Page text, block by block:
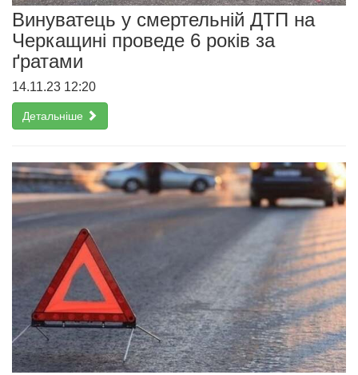
Винуватець у смертельній ДТП на
Черкащині проведе 6 років за
ґратами
14.11.23 12:20
Детальніше